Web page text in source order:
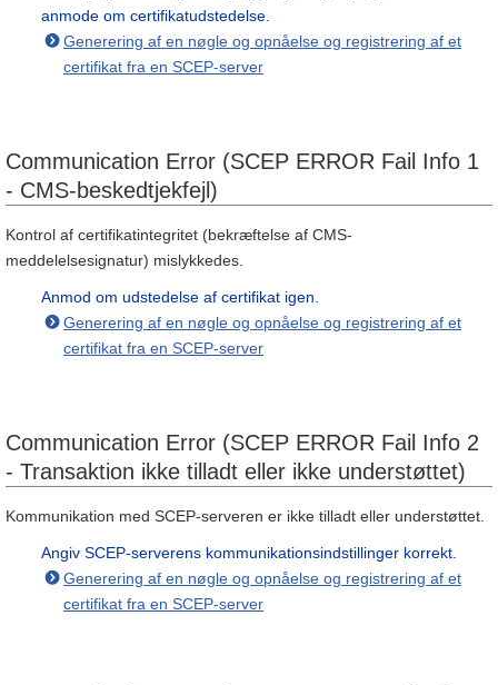
anmode om certifikatudstedelse.
Generering af en nøgle og opnåelse og registrering af et
certifikat fra en SCEP-server
Communication Error (SCEP ERROR Fail Info 1
- CMS-beskedtjekfejl)
Kontrol af certifikatintegritet (bekræftelse af CMS-
meddelelsesignatur) mislykkedes.
Anmod om udstedelse af certifikat igen.
Generering af en nøgle og opnåelse og registrering af et
certifikat fra en SCEP-server
Communication Error (SCEP ERROR Fail Info 2
- Transaktion ikke tilladt eller ikke understøttet)
Kommunikation med SCEP-serveren er ikke tilladt eller understøttet.
Angiv SCEP-serverens kommunikationsindstillinger korrekt.
Generering af en nøgle og opnåelse og registrering af et
certifikat fra en SCEP-server